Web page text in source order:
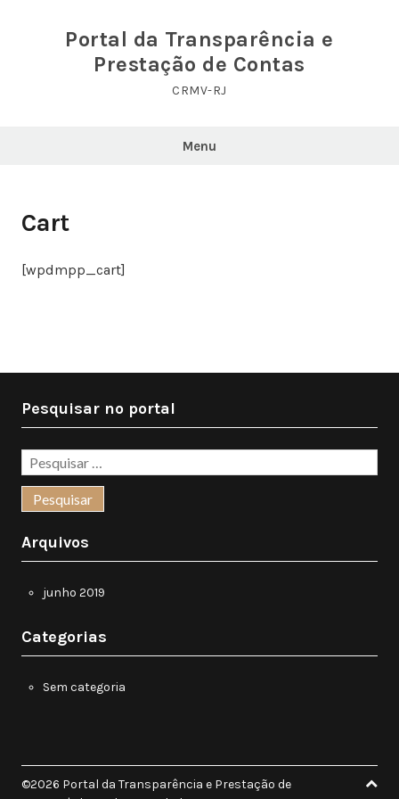
Portal da Transparência e
Prestação de Contas
CRMV-RJ
Menu
Cart
[wpdmpp_cart]
Pesquisar no portal
Arquivos
junho 2019
Categorias
Sem categoria
©2026 Portal da Transparência e Prestação de